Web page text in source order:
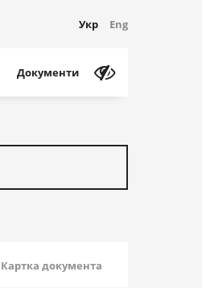
Укр Eng
Документи
Картка документа